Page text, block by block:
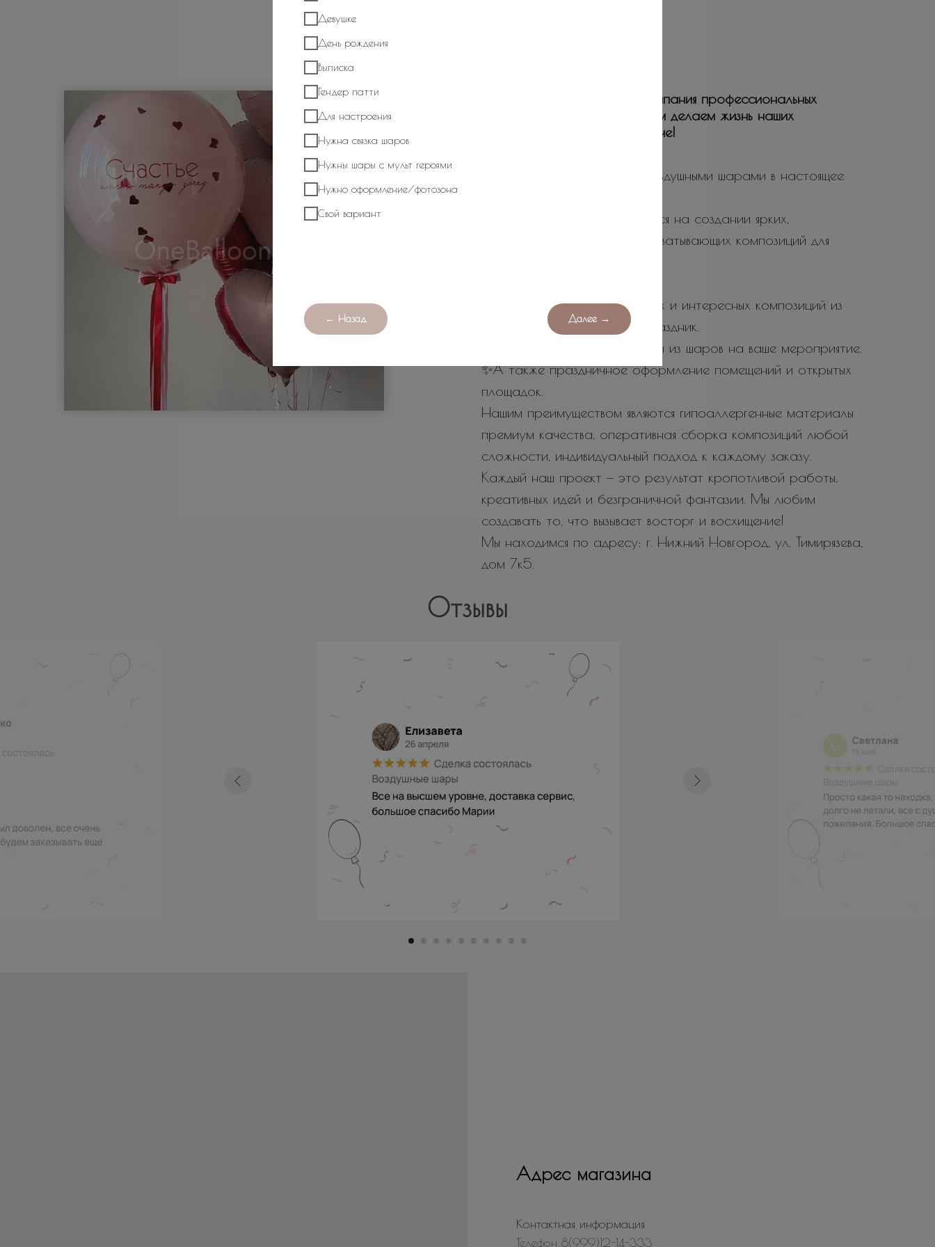
Девушке
День рождения
Выписка
Гендер патти
Для настроения
Нужна связка шаров
Нужны шары с мульт героями
Нужно оформление/фотозона
Свой вариант
← Назад Далее →
Мы One Balloon молодая компания профессиональных
декораторов с удовольствием делаем жизнь наших
покупателей счастливее и ярче!
Превращаем оформление воздушными шарами в настоящее
One Balloon специализируется на создании ярких,
оригинальных и поистине захватывающих композиций для
✨Огромное количество ярких и интересных композиций из
шаров на любой повод и праздник.
✨Роскошные арки и фотозоны из шаров на ваше мероприятие.
✨А также праздничное оформление помещений и открытых
площадок.
Нашим преимуществом являются гипоаллергенные материалы
премиум качества, оперативная сборка композиций любой
сложности, индивидуальный подход к каждому заказу.
Каждый наш проект — это результат кропотливой работы,
креативных идей и безграничной фантазии. Мы любим
создавать то, что вызывает восторг и восхищение!
Мы находимся по адресу: г. Нижний Новгород, ул. Тимирязева,
дом 7к5.
Отзывы
Адрес магазина
Контактная информация
Телефон 8(999)12-14-333